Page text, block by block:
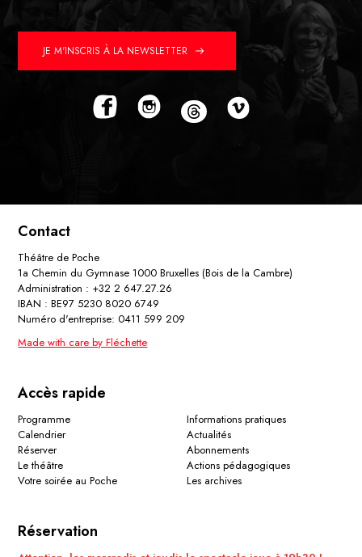
JE M'INSCRIS À LA NEWSLETTER
Contact
Théâtre de Poche
1a Chemin du Gymnase 1000 Bruxelles (Bois de la Cambre)
Administration : +32 2 647.27.26
IBAN : BE97 5230 8020 6749
Numéro d'entreprise: 0411 599 209
Made with care by Fléchette
Accès rapide
Programme
Calendrier
Réserver
Le théâtre
Votre soirée au Poche
Informations pratiques
Actualités
Abonnements
Actions pédagogiques
Les archives
Réservation